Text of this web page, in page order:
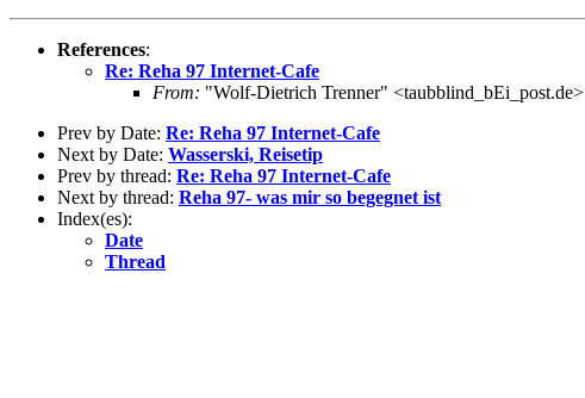
References:
Re: Reha 97 Internet-Cafe
From: "Wolf-Dietrich Trenner" <taubblind_bEi_post.de>
Prev by Date: Re: Reha 97 Internet-Cafe
Next by Date: Wasserski, Reisetip
Prev by thread: Re: Reha 97 Internet-Cafe
Next by thread: Reha 97- was mir so begegnet ist
Index(es):
Date
Thread